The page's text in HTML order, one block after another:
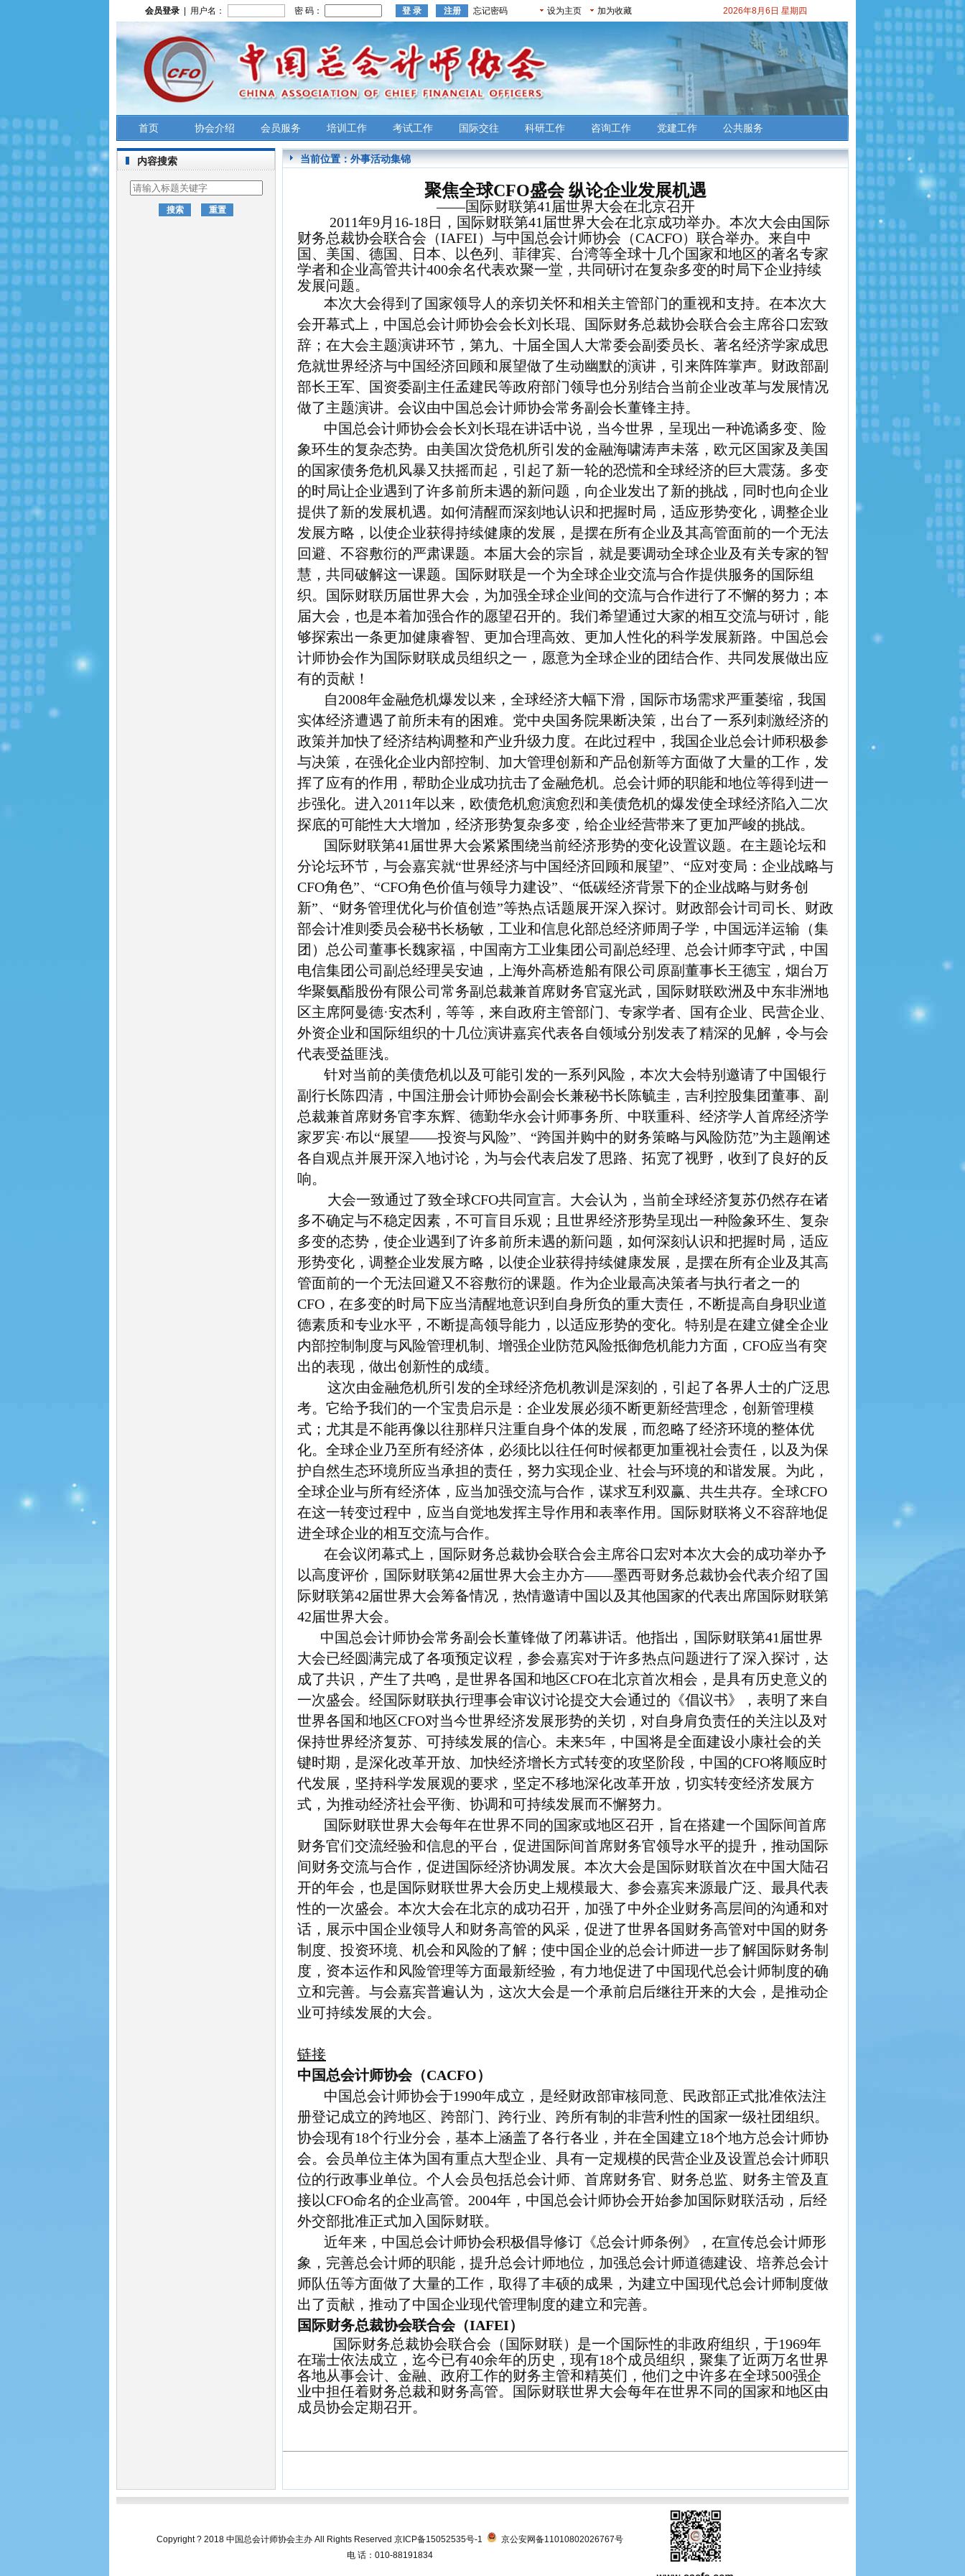
会员登录 | 用户名： 密 码： 忘记密码 设为主页 加为收藏 2026年8月6日 星期四
首页 协会介绍 会员服务 培训工作 考试工作 国际交往 科研工作 咨询工作 党建工作 公共服务
内容搜索 当前位置：外事活动集锦
聚焦全球CFO盛会 纵论企业发展机遇
——国际财联第41 届世界大会在北京召开
2011年9月 16-18日，国际财联第41 届世界大会在北京成功举办。本次大会由国际
财务总裁协会联合会（IAFEI）与中国总会计师协会（CACFO）联合举办。来自中
国、美国、德国、日本、以色列、菲律宾、台湾等全球十几个国家和地区的著名专家
学者和企业高管共计400余名代表欢聚一堂，共同研讨在复杂多变的时局下企业持续
发展问题。
本次大会得到了国家领导人的亲切关怀和相关主管部门的重视和支持。在本次大
会开幕式上，中国总会计师协会会长刘长琨、国际财务总裁协会联合会主席谷口宏致
辞；在大会主题演讲环节，第九、十届全国人大常委会副委员长、著名经济学家成思
危就世界经济与中国经济回顾和展望做了生动幽默的演讲，引来阵阵掌声。财政部副
部长王军、国资委副主任孟建民等政府部门领导也分别结合当前企业改革与发展情况
做了主题演讲。会议由中国总会计师协会常务副会长董锋主持。
中国总会计师协会会长刘长琨在讲话中说，当今世界，呈现出一种诡谲多变、险
象环生的复杂态势。由美国次贷危机所引发的金融海啸涛声未落，欧元区国家及美国
的国家债务危机风暴又扶摇而起，引起了新一轮的恐慌和全球经济的巨大震荡。多变
的时局让企业遇到了许多前所未遇的新问题，向企业发出了新的挑战，同时也向企业
提供了新的发展机遇。如何清醒而深刻地认识和把握时局，适应形势变化，调整企业
发展方略，以使企业获得持续健康的发展，是摆在所有企业及其高管面前的一个无法
回避、不容敷衍的严肃课题。本届大会的宗旨，就是要调动全球企业及有关专家的智
慧，共同破解这一课题。国际财联是一个为全球企业交流与合作提供服务的国际组
织。国际财联历届世界大会，为加强全球企业间的交流与合作进行了不懈的努力；本
届大会，也是本着加强合作的愿望召开的。我们希望通过大家的相互交流与研讨，能
够探索出一条更加健康睿智、更加合理高效、更加人性化的科学发展新路。中国总会
计师协会作为国际财联成员组织之一，愿意为全球企业的团结合作、共同发展做出应
有的贡献！
自2008年金融危机爆发以来，全球经济大幅下滑，国际市场需求严重萎缩，我国
实体经济遭遇了前所未有的困难。党中央国务院果断决策，出台了一系列刺激经济的
政策并加快了经济结构调整和产业升级力度。在此过程中，我国企业总会计师积极参
与决策，在强化企业内部控制、加大管理创新和产品创新等方面做了大量的工作，发
挥了应有的作用，帮助企业成功抗击了金融危机。总会计师的职能和地位等得到进一
步强化。进入 2011年以来，欧债危机愈演愈烈和美债危机的爆发使全球经济陷入二次
探底的可能性大大增加，经济形势复杂多变，给企业经营带来了更加严峻的挑战。
国际财联第41 届世界大会紧紧围绕当前经济形势的变化设置议题。在主题论坛和
分论坛环节，与会嘉宾就“世界经济与中国经济回顾和展望”、“应对变局：企业战略与
CFO角色”、“CFO角色价值与领导力建设”、“低碳经济背景下的企业战略与财务创
新”、“财务管理优化与价值创造”等热点话题展开深入探讨。财政部会计司司长、财政
部会计准则委员会秘书长杨敏，工业和信息化部总经济师周子学，中国远洋运输（集
团）总公司董事长魏家福，中国南方工业集团公司副总经理、总会计师李守武，中国
电信集团公司副总经理吴安迪，上海外高桥造船有限公司原副董事长王德宝，烟台万
华聚氨酯股份有限公司常务副总裁兼首席财务官寇光武，国际财联欧洲及中东非洲地
区主席阿曼德·安杰利，等等，来自政府主管部门、专家学者、国有企业、民营企业、
外资企业和国际组织的十几位演讲嘉宾代表各自领域分别发表了精深的见解，令与会
代表受益匪浅。
针对当前的美债危机以及可能引发的一系列风险，本次大会特别邀请了中国银行
副行长陈四清，中国注册会计师协会副会长兼秘书长陈毓圭，吉利控股集团董事、副
总裁兼首席财务官李东辉、德勤华永会计师事务所、中联重科、经济学人首席经济学
家罗宾·布以“展望——投资与风险”、“跨国并购中的财务策略与风险防范”为主题阐述
各自观点并展开深入地讨论，为与会代表启发了思路、拓宽了视野，收到了良好的反
响。
大会一致通过了致全球CFO共同宣言。大会认为，当前全球经济复苏仍然存在诸
多不确定与不稳定因素，不可盲目乐观；且世界经济形势呈现出一种险象环生、复杂
多变的态势，使企业遇到了许多前所未遇的新问题，如何深刻认识和把握时局，适应
形势变化，调整企业发展方略，以使企业获得持续健康发展，是摆在所有企业及其高
管面前的一个无法回避又不容敷衍的课题。作为企业最高决策者与执行者之一的
CFO ，在多变的时局下应当清醒地意识到自身所负的重大责任，不断提高自身职业道
德素质和专业水平，不断提高领导能力，以适应形势的变化。特别是在建立健全企业
内部控制制度与风险管理机制、增强企业防范风险抵御危机能力方面， CFO应当有突
出的表现，做出创新性的成绩。
这次由金融危机所引发的全球经济危机教训是深刻的，引起了各界人士的广泛思
考。它给予我们的一个宝贵启示是：企业发展必须不断更新经营理念，创新管理模
式；尤其是不能再像以往那样只注重自身个体的发展，而忽略了经济环境的整体优
化。全球企业乃至所有经济体，必须比以往任何时候都更加重视社会责任，以及为保
护自然生态环境所应当承担的责任，努力实现企业、社会与环境的和谐发展。为此，
全球企业与所有经济体，应当加强交流与合作，谋求互利双赢、共生共存。全球CFO
在这一转变过程中，应当自觉地发挥主导作用和表率作用。国际财联将义不容辞地促
进全球企业的相互交流与合作。
在会议闭幕式上，国际财务总裁协会联合会主席谷口宏对本次大会的成功举办予
以高度评价，国际财联第42届世界大会主办方——墨西哥财务总裁协会代表介绍了国
际财联第42届世界大会筹备情况，热情邀请中国以及其他国家的代表出席国际财联第
42届世界大会。
中国总会计师协会常务副会长董锋做了闭幕讲话。他指出，国际财联第41 届世界
大会已经圆满完成了各项预定议程，参会嘉宾对于许多热点问题进行了深入探讨，达
成了共识，产生了共鸣，是世界各国和地区CFO在北京首次相会，是具有历史意义的
一次盛会。经国际财联执行理事会审议讨论提交大会通过的《倡议书》，表明了来自
世界各国和地区CFO对当今世界经济发展形势的关切，对自身肩负责任的关注以及对
保持世界经济复苏、可持续发展的信心。未来5年，中国将是全面建设小康社会的关
键时期，是深化改革开放、加快经济增长方式转变的攻坚阶段，中国的CFO将顺应时
代发展，坚持科学发展观的要求，坚定不移地深化改革开放，切实转变经济发展方
式，为推动经济社会平衡、协调和可持续发展而不懈努力。
国际财联世界大会每年在世界不同的国家或地区召开，旨在搭建一个国际间首席
财务官们交流经验和信息的平台，促进国际间首席财务官领导水平的提升，推动国际
间财务交流与合作，促进国际经济协调发展。本次大会是国际财联首次在中国大陆召
开的年会，也是国际财联世界大会历史上规模最大、参会嘉宾来源最广泛、最具代表
性的一次盛会。本次大会在北京的成功召开，加强了中外企业财务高层间的沟通和对
话，展示中国企业领导人和财务高管的风采，促进了世界各国财务高管对中国的财务
制度、投资环境、机会和风险的了解；使中国企业的总会计师进一步了解国际财务制
度，资本运作和风险管理等方面最新经验，有力地促进了中国现代总会计师制度的确
立和完善。与会嘉宾普遍认为，这次大会是一个承前启后继往开来的大会，是推动企
业可持续发展的大会。
链接
中国总会计师协会（CACFO）
中国总会计师协会于1990年成立，是经财政部审核同意、民政部正式批准依法注
册登记成立的跨地区、跨部门、跨行业、跨所有制的非营利性的国家一级社团组织。
协会现有18个行业分会，基本上涵盖了各行各业，并在全国建立18个地方总会计师协
会。会员单位主体为国有重点大型企业、具有一定规模的民营企业及设置总会计师职
位的行政事业单位。个人会员包括总会计师、首席财务官、财务总监、财务主管及直
接以CFO命名的企业高管。 2004年，中国总会计师协会开始参加国际财联活动，后经
外交部批准正式加入国际财联。
近年来，中国总会计师协会积极倡导修订《总会计师条例》，在宣传总会计师形
象，完善总会计师的职能，提升总会计师地位，加强总会计师道德建设、培养总会计
师队伍等方面做了大量的工作，取得了丰硕的成果，为建立中国现代总会计师制度做
出了贡献，推动了中国企业现代管理制度的建立和完善。
国际财务总裁协会联合会（IAFEI）
国际财务总裁协会联合会（国际财联）是一个国际性的非政府组织，于1969年
在瑞士依法成立，迄今已有40余年的历史，现有18个成员组织，聚集了近两万名世界
各地从事会计、金融、政府工作的财务主管和精英们，他们之中许多在全球500强企
业中担任着财务总裁和财务高管。国际财联世界大会每年在世界不同的国家和地区由
成员协会定期召开。
Copyright ? 2018 中国总会计师协会主办 All Rights Reserved 京ICP备15052535号-1
京公安网备11010802026767号
电 话：010-88191834